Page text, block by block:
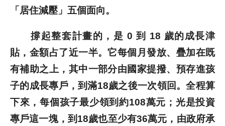
「居住減壓」五個面向。
撐起整套計畫的，是 0 到 18 歲的成長津
貼，金額占了近一半。它每個月發放、疊加在既
有補助之上，其中一部分由國家提撥、預存進孩
子的成長專戶，到滿18歲之後一次領回。全程算
下來，每個孩子最少領到約108萬元；光是投資
專戶這一塊，到18歲也至少有36萬元，由政府承